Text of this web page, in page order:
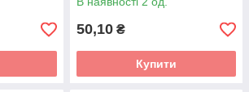
50,10 ₴
Купити